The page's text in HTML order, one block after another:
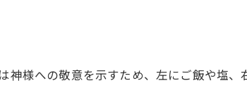
様への敬意を示すため、左にご飯や塩、